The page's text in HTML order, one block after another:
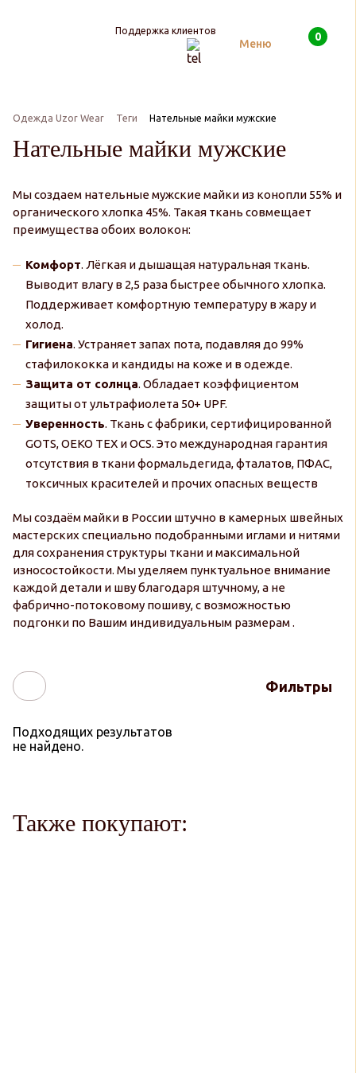
Поддержка клиентов
Меню
Поиск 0
Одежда Uzor Wear Теги Нательные майки мужские
Нательные майки мужские
Мы создаем нательные мужские майки из конопли 55% и
органического хлопка 45%. Такая ткань совмещает
преимущества обоих волокон:
Комфорт. Лёгкая и дышащая натуральная ткань.
Выводит влагу в 2,5 раза быстрее обычного хлопка.
Поддерживает комфортную температуру в жару и
холод.
Гигиена. Устраняет запах пота, подавляя до 99%
стафилококка и кандиды на коже и в одежде.
Защита от солнца. Обладает коэффициентом
защиты от ультрафиолета 50+ UPF.
Уверенность. Ткань с фабрики, сертифицированной
GOTS, OEKO TEX и OCS. Это международная гарантия
отсутствия в ткани формальдегида, фталатов, ПФАС,
токсичных красителей и прочих опасных веществ
Мы создаём майки в России штучно в камерных швейных
мастерских специально подобранными иглами и нитями
для сохранения структуры ткани и максимальной
износостойкости. Мы уделяем пунктуальное внимание
каждой детали и шву благодаря штучному, а не
фабрично-потоковому пошиву, с возможностью
подгонки по Вашим индивидуальным размерам .
Фильтры
Подходящих результатов
не найдено.
Также покупают: